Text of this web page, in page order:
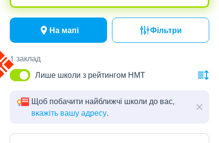
На мапі Фільтри
1 заклад
Лише школи з рейтингом НМТ
Щоб побачити найближчі школи до вас,
вкажіть вашу адресу.